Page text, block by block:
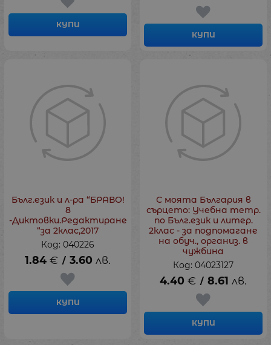
КУПИ
КУПИ
Бълг.език и л-ра “БРАВО!
8
-Диктовки.Редактиране
“за 2клас,2017
Код: 040226
1.84 € / 3.60 лв.
КУПИ
С моята България в
сърцето: Учебна тетр.
по Бълг.език и литер.
2клас - за подпомагане
на обуч., организ. в
чужбина
Код: 04023127
4.40 € / 8.61 лв.
КУПИ